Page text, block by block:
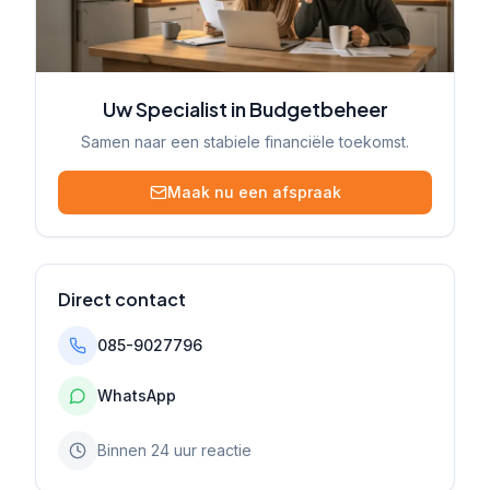
Uw Specialist in Budgetbeheer
Samen naar een stabiele financiële toekomst.
Maak nu een afspraak
Direct contact
085-9027796
WhatsApp
Binnen 24 uur reactie